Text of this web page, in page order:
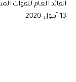
القائد العام للقوات
13-أيلول-2020